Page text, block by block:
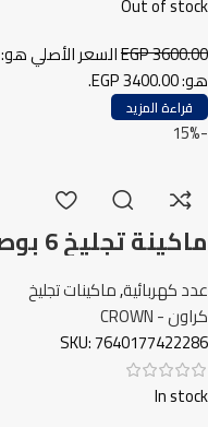
EGP3600.00 السعر الأصلي هو: EGP 3600.00.
هو: EGP 3400.00.
قراءة المزيد
-15%
ماكينة تجليخ 6 بوصة 250 وات كراون
عدد كهربائية,ماكينات تجليخ
كراون - CROWN
SKU:7640177422286
In stock